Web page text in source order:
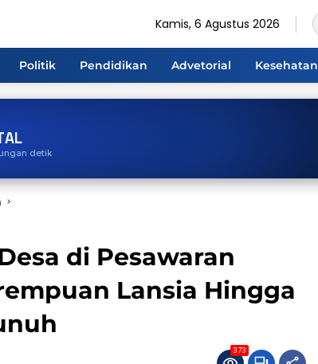
Kamis, 6 Agustus 2026
Politik Pendidikan Advetorial Kesehatan
detik
di Pesawaran
Lansia Hingga
373